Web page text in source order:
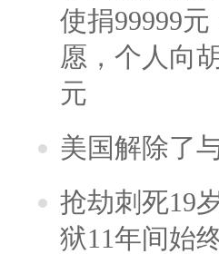
使捐99999
愿，个人向
元
美国解除了
抢劫刺死19
狱11年间始